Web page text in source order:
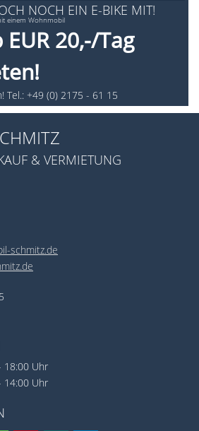
NOCH EIN E-BIKE MIT!
einem Wohnmobil
EUR 20,-/Tag
Tel.: +49 (0) 2175 - 61 15
& VERMIETUNG
schmitz.de
18:00 Uhr
14:00 Uhr